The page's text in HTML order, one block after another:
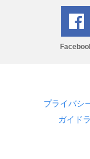
プライバシ
ガイド